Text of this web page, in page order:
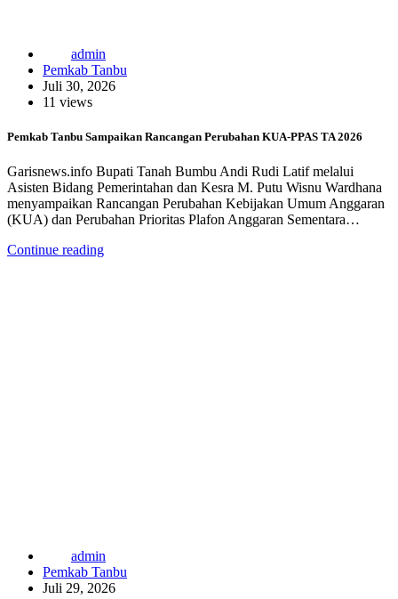
admin
Pemkab Tanbu
Juli 30, 2026
11 views
Pemkab Tanbu Sampaikan Rancangan Perubahan KUA-PPAS TA 2026
Garisnews.info Bupati Tanah Bumbu Andi Rudi Latif melalui
Asisten Bidang Pemerintahan dan Kesra M. Putu Wisnu Wardhana
menyampaikan Rancangan Perubahan Kebijakan Umum Anggaran
(KUA) dan Perubahan Prioritas Plafon Anggaran Sementara…
Continue reading
admin
Pemkab Tanbu
Juli 29, 2026